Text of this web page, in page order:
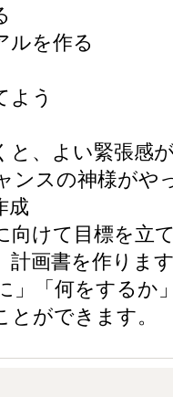
ルを作る
よう
と、よい緊張感
ンスの神様がや
成
向けて目標を立
計画書を作りま
」「何をするか
ができます。